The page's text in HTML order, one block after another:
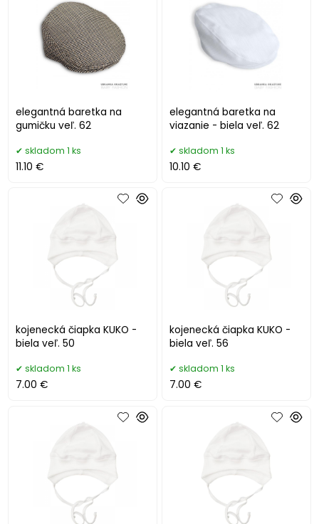
elegantná baretka na
gumičku veľ. 62
skladom 1 ks
11.10 €
elegantná baretka na
viazanie - biela veľ. 62
skladom 1 ks
10.10 €
kojenecká čiapka KUKO -
biela veľ. 50
skladom 1 ks
7.00 €
kojenecká čiapka KUKO -
biela veľ. 56
skladom 1 ks
7.00 €